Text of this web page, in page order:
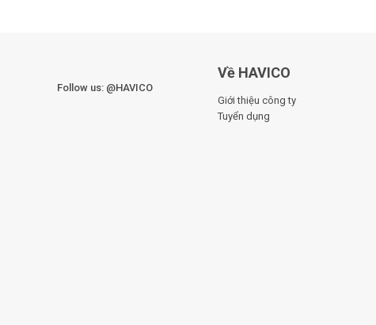
Follow us: @HAVICO
Về HAVICO
Giới thiệu công ty
Tuyển dụng